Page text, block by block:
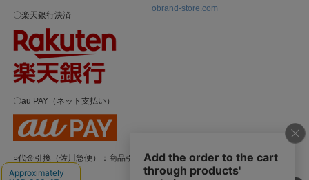
〇楽天銀行決済
〇au PAY（ネット支払い）
○代金引換（佐川急便）：商品引渡時
obrand-store.com